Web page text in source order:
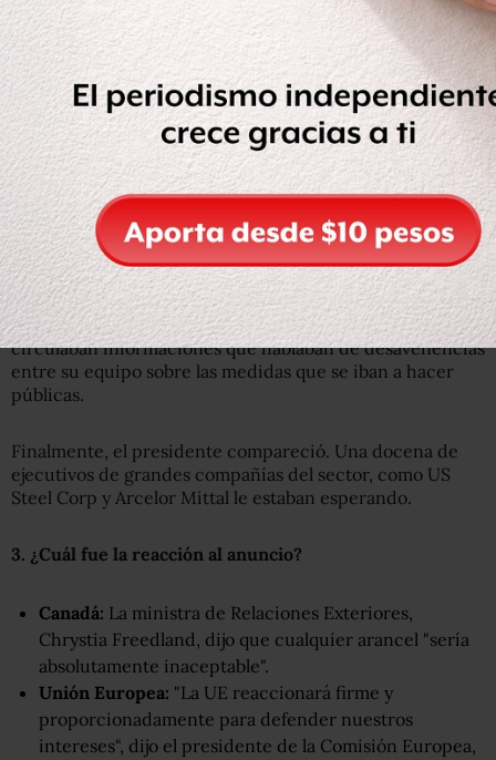
Getty Images
El número de trabajadores en la industria del acero de
Estados Unidos se redujo en 50.000 entre 2000 y 2016.
El anuncio de este jueves se retrasó levemente, mientras
circulaban informaciones que hablaban de desavenencias
entre su equipo sobre las medidas que se iban a hacer
públicas.
Finalmente, el presidente compareció. Una docena de
ejecutivos de grandes compañías del sector, como US
Steel Corp y Arcelor Mittal le estaban esperando.
3. ¿Cuál fue la reacción al anuncio?
Canadá: La ministra de Relaciones Exteriores,
Chrystia Freedland, dijo que cualquier arancel "sería
absolutamente inaceptable".
Unión Europea: "La UE reaccionará firme y
proporcionadamente para defender nuestros
intereses", dijo el presidente de la Comisión Europea,